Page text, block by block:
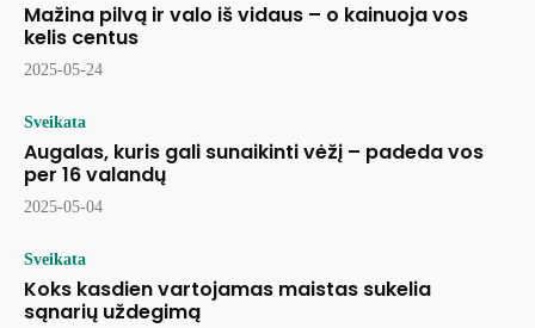
Mažina pilvą ir valo iš vidaus – o kainuoja vos
kelis centus
2025-05-24
Sveikata
Augalas, kuris gali sunaikinti vėžį – padeda vos
per 16 valandų
2025-05-04
Sveikata
Koks kasdien vartojamas maistas sukelia
sąnarių uždegimą